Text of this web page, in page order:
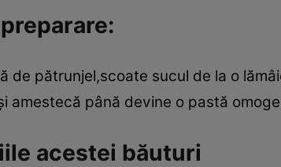
de pătrunjel,scoate sucul de la o
amestecă până devine o pastă
acestei băuturi